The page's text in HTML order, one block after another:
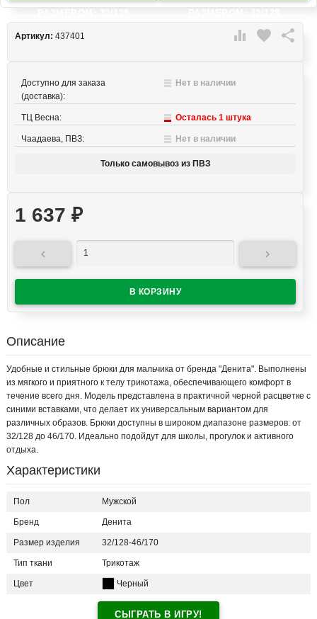
 favorite 
Артикул: 437401
Доступно для заказа
(доставка):
Нет в наличии
ТЦ Весна: Осталась 1 штука
Чаадаева, ПВЗ: Нет в наличии
Только самовывоз из ПВЗ
1 637 ₽
 
Описание
Удобные и стильные брюки для мальчика от бренда "Денита". Выполнены
из мягкого и приятного к телу трикотажа, обеспечивающего комфорт в
течение всего дня. Модель представлена в практичной черной расцветке с
синими вставками, что делает их универсальным вариантом для
различных образов. Брюки доступны в широком диапазоне размеров: от
32/128 до 46/170. Идеально подойдут для школы, прогулок и активного
отдыха.
Характеристики
Пол Мужской
Бренд Денита
Размер изделия 32/128-46/170
Тип ткани Трикотаж
Цвет Черный
СЫГРАТЬ В ИГРУ!